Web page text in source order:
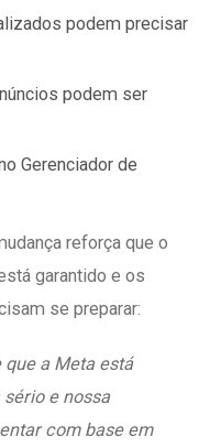
podem precisar
podem ser
Gerenciador de
reforça que o
garantido e os
se preparar:
que a Meta está
e nossa
com base em